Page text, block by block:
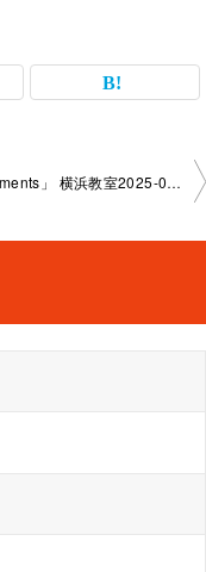
「Rudiments」 横浜教室2025-06-04-no0009-1030